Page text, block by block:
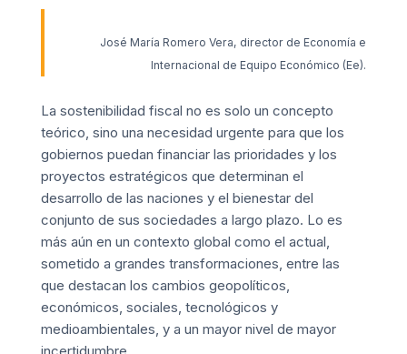
José María Romero Vera, director de Economía e
Internacional de Equipo Económico (Ee).
La sostenibilidad fiscal no es solo un concepto
teórico, sino una necesidad urgente para que los
gobiernos puedan financiar las prioridades y los
proyectos estratégicos que determinan el
desarrollo de las naciones y el bienestar del
conjunto de sus sociedades a largo plazo. Lo es
más aún en un contexto global como el actual,
sometido a grandes transformaciones, entre las
que destacan los cambios geopolíticos,
económicos, sociales, tecnológicos y
medioambientales, y a un mayor nivel de mayor